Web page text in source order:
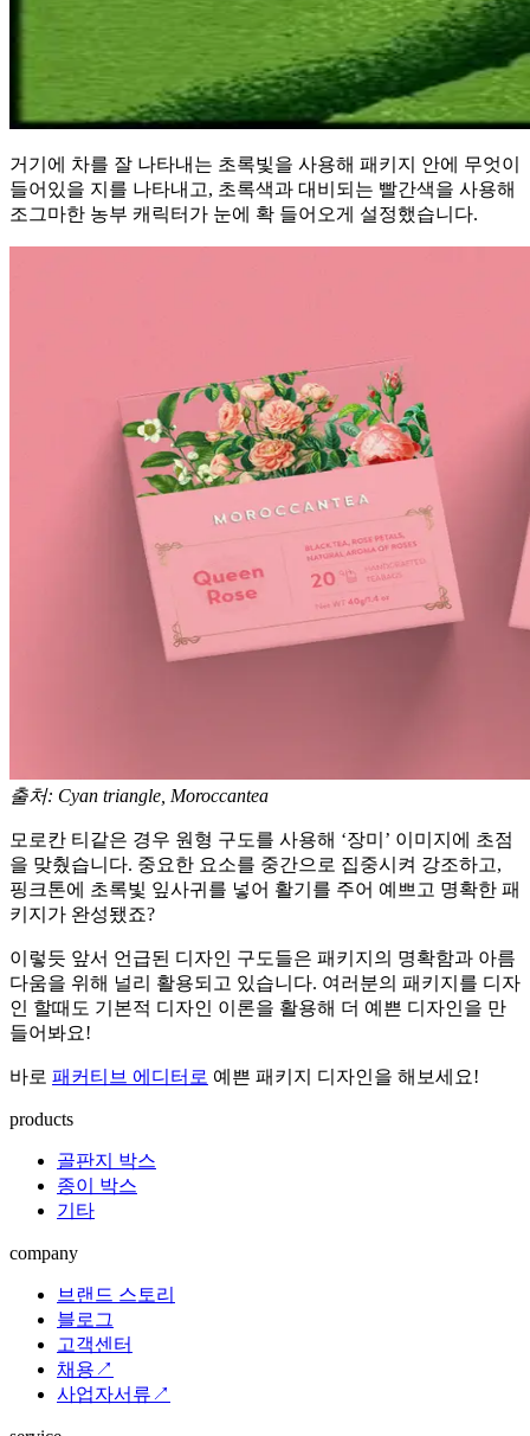
거기에 차를 잘 나타내는 초록빛을 사용해 패키지 안에 무엇이
들어있을 지를 나타내고, 초록색과 대비되는 빨간색을 사용해
조그마한 농부 캐릭터가 눈에 확 들어오게 설정했습니다.
출처: Cyan triangle, Moroccantea
모로칸 티같은 경우 원형 구도를 사용해 ‘장미’ 이미지에 초점
을 맞췄습니다. 중요한 요소를 중간으로 집중시켜 강조하고,
핑크톤에 초록빛 잎사귀를 넣어 활기를 주어 예쁘고 명확한 패
키지가 완성됐죠?
이렇듯 앞서 언급된 디자인 구도들은 패키지의 명확함과 아름
다움을 위해 널리 활용되고 있습니다. 여러분의 패키지를 디자
인 할때도 기본적 디자인 이론을 활용해 더 예쁜 디자인을 만
들어봐요!
바로 패커티브 에디터로 예쁜 패키지 디자인을 해보세요!
products
골판지 박스
종이 박스
기타
company
브랜드 스토리
블로그
고객센터
채용↗
사업자서류↗